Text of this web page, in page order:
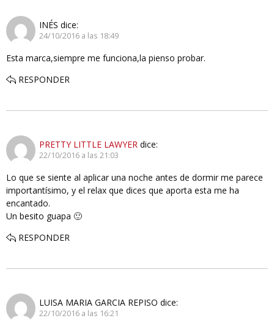
INÉS dice:
24/10/2016 a las 18:49
Esta marca,siempre me funciona,la pienso probar.
RESPONDER
PRETTY LITTLE LAWYER dice:
22/10/2016 a las 21:03
Lo que se siente al aplicar una noche antes de dormir me parece
importantísimo, y el relax que dices que aporta esta me ha
encantado.
Un besito guapa 🙂
RESPONDER
LUISA MARIA GARCIA REPISO dice:
22/10/2016 a las 16:21